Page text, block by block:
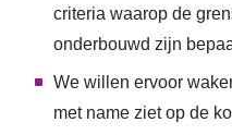
criteria waarop de
onderbouwd zijn
We willen ervoor
met name ziet op de